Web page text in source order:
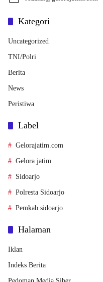
Kategori
Uncategorized
TNI/Polri
Berita
News
Peristiwa
Label
Gelorajatim.com
Gelora jatim
Sidoarjo
Polresta Sidoarjo
Pemkab sidoarjo
Halaman
Iklan
Indeks Berita